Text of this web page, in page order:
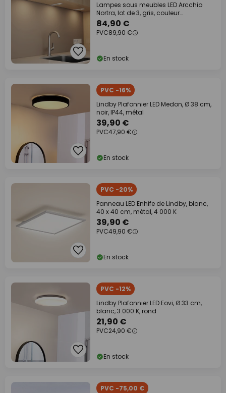
Lampes sous meubles LED Arcchio
Nortra, lot de 3, gris, couleur
aluminium
84,90 €
PVC89,90 €
En stock
PVC -16%
Lindby Plafonnier LED Medon, Ø 38 cm,
noir, IP44, métal
39,90 €
PVC47,90 €
En stock
PVC -20%
Panneau LED Enhife de Lindby, blanc,
40 x 40 cm, métal, 4 000 K
39,90 €
PVC49,90 €
En stock
PVC -12%
Lindby Plafonnier LED Eovi, Ø 33 cm,
blanc, 3.000 K, rond
21,90 €
PVC24,90 €
En stock
PVC -75,00 €